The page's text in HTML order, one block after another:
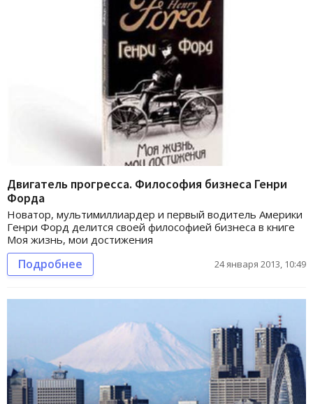
Двигатель прогресса. Философия бизнеса Генри
Форда
Новатор, мультимиллиардер и первый водитель Америки
Генри Форд делится своей философией бизнеса в книге
Моя жизнь, мои достижения
Подробнее 24 января 2013, 10:49